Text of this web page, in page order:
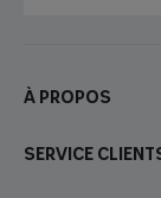
À propos
Service